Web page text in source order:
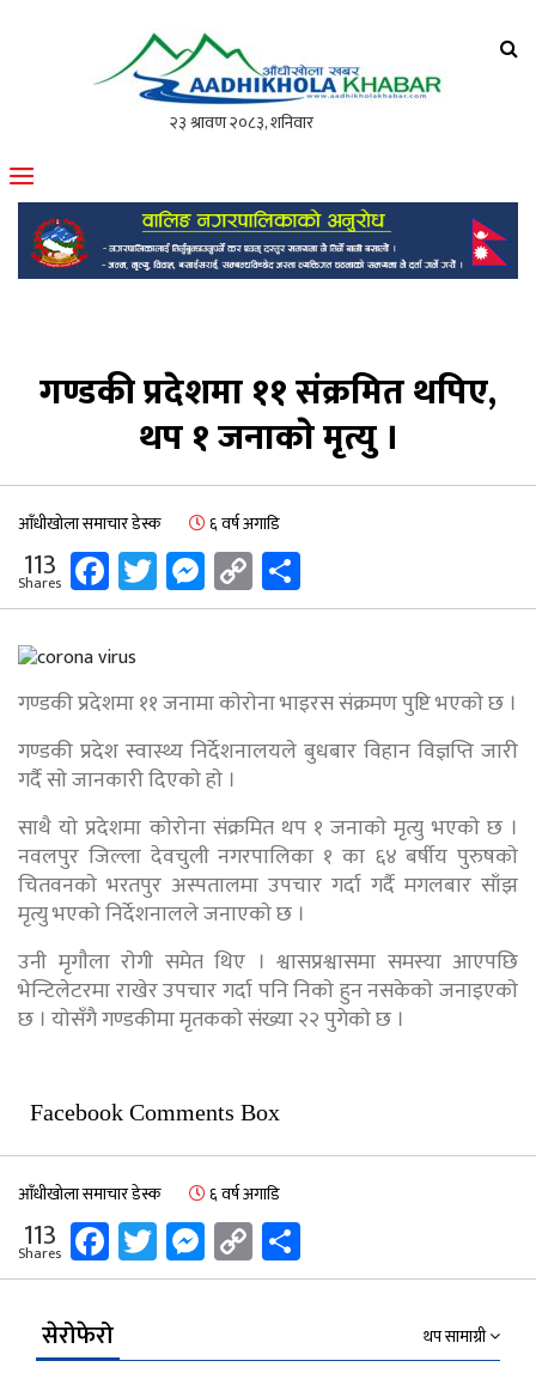
मोफसलकै लोकप्रिय अनलाइन पत्रिका
गण्डकी प्रदेशमा ११ संक्रमित थपिए,
थप १ जनाकाे मृत्यु ।
आँधीखोला समाचार डेस्क ६ वर्ष अगाडि
113
Shares Facebook
Twitter
Messenger
Copy
Link
गण्डकी प्रदेशमा ११ जनामा काेराेना भाइरस संक्रमण पुष्टि भएकाे छ ।
गण्डकी प्रदेश स्वास्थ्य निर्देशनालयले बुधबार विहान विज्ञप्ति जारी
गर्दै साे जानकारी दिएकाे हाे ।
साथै याे प्रदेशमा काेराेना संक्रमित थप १ जनाकाे मृत्यु भएकाे छ ।
नवलपुर जिल्ला देवचुली नगरपालिका १ का ६४ बर्षीय पुरुषकाे
चितवनकाे भरतपुर अस्पतालमा उपचार गर्दा गर्दै म‌गलबार साँझ
मृत्यु भएकाे निर्देशनालले जनाएकाे छ ।
उनी मृगाैला राेगी समेत थिए । श्वासप्रश्वासमा समस्या आएपछि
भेन्टिलेटरमा राखेर उपचार गर्दा पनि निकाे हुन नसकेकाे जनाइएकाे
छ । याेसँगै गण्डकीमा मृतककाे संख्या २२ पुगेकाे छ ।
Facebook Comments Box
आँधीखोला समाचार डेस्क ६ वर्ष अगाडि
113
Shares Facebook
Twitter
Messenger
Copy
Link
सेरोफेरो थप सामाग्री